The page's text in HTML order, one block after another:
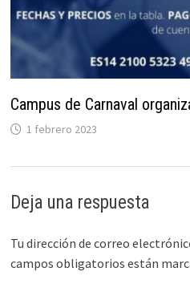
Campus de Carnaval
1 febrero 2023
Deja una respuesta
Tu dirección de correo
campos obligatorios están